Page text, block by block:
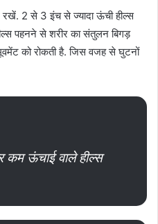
रखें. 2 से 3 इंच से ज्यादा ऊंची हील्स
पहनने से शरीर का संतुलन बिगड़
को रोकती है. जिस वजह से घुटनों
कम ऊंचाई वाले हील्स